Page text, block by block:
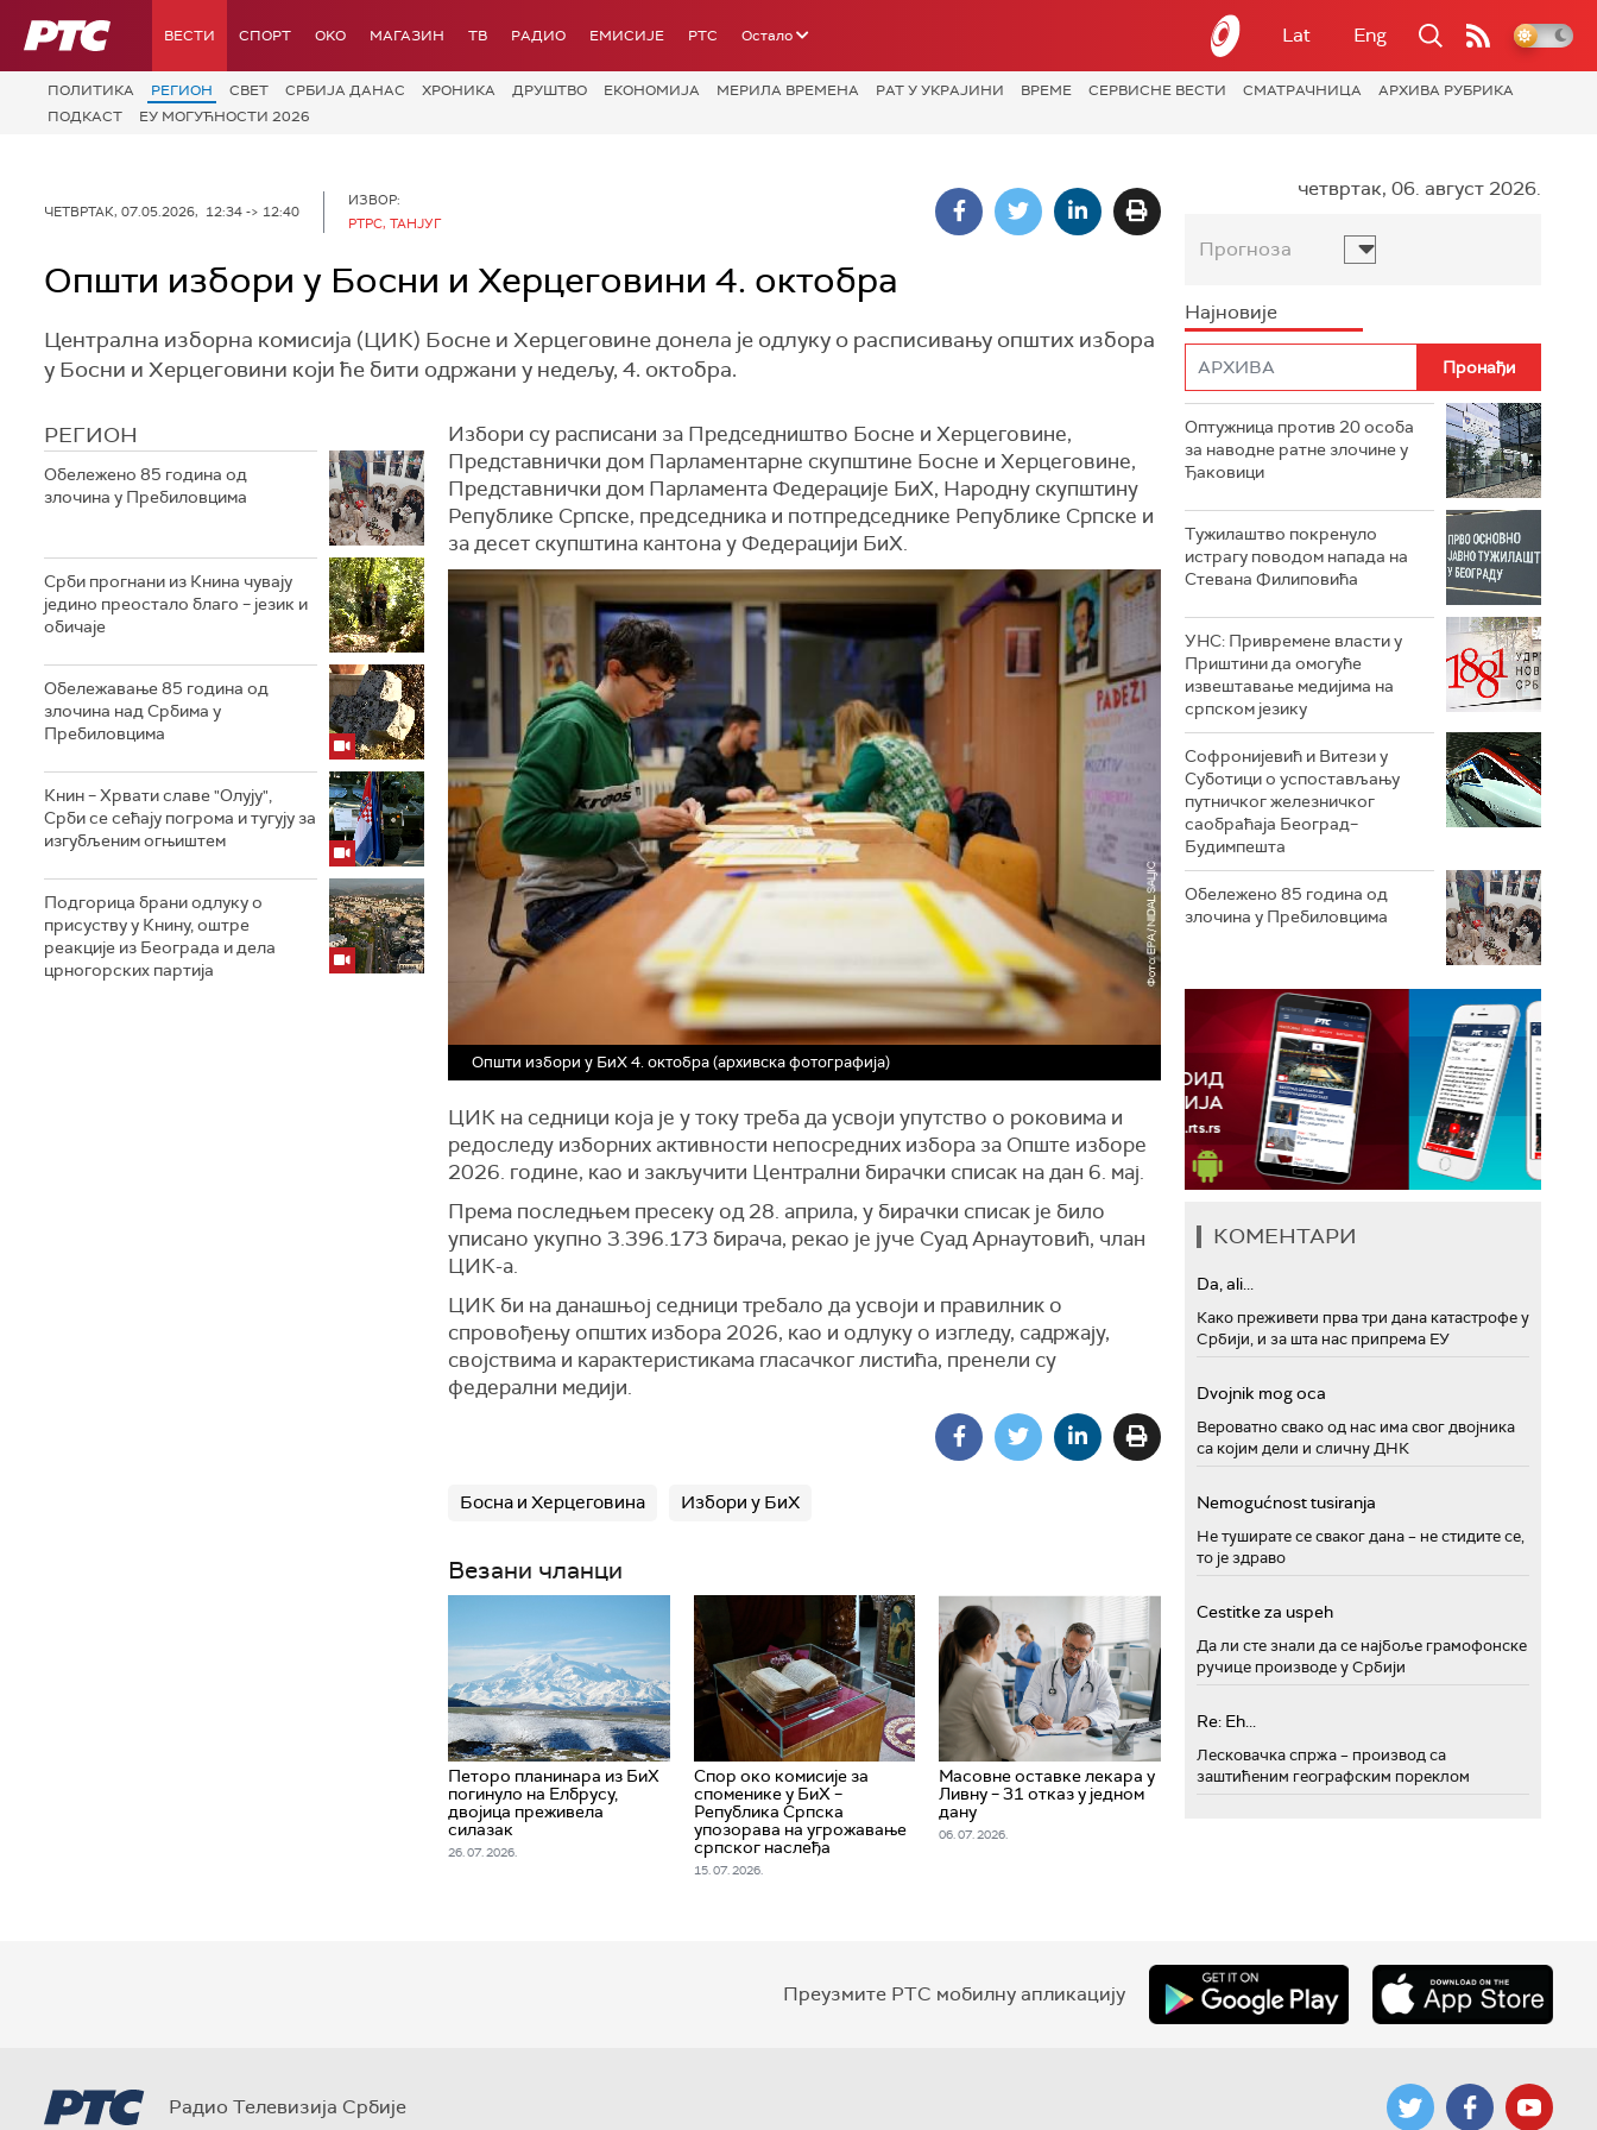
РТС ВЕСТИ СПОРТ OKO МАГАЗИН ТВ РАДИО ЕМИСИЈЕ РТС Остало Lat Eng
ПОЛИТИКА РЕГИОН СВЕТ СРБИЈА ДАНАС ХРОНИКА ДРУШТВО ЕКОНОМИЈА МЕРИЛА ВРЕМЕНА РАТ У УКРАЈИНИ ВРЕМЕ СЕРВИСНЕ ВЕСТИ СМАТРАЧНИЦА
АРХИВА РУБРИКА
ПОДКАСТ
ЕУ МОГУЋНОСТИ 2026
ЧЕТВРТАК, 07.05.2026, 12:34 -> 12:40
ИЗВОР:
РТРС, ТАНЈУГ
Општи избори у Босни и Херцеговини 4. октобра
Централна изборна комисија (ЦИК) Босне и Херцеговине донела је одлуку о расписивању општих избора
у Босни и Херцеговини који ће бити одржани у недељу, 4. октобра.
РЕГИОН
Обележено 85 година од
злочина у Пребиловцима
Срби прогнани из Книна чувају
једино преостало благо – језик и
обичаје
Обележавање 85 година од
злочина над Србима у
Пребиловцима
Книн – Хрвати славе "Олују",
Срби се сећају погрома и тугују за
изгубљеним огњиштем
Подгорица брани одлуку о
присуству у Книну, оштре
реакције из Београда и дела
црногорских партија
Избори су расписани за Председништво Босне и Херцеговине,
Представнички дом Парламентарне скупштине Босне и Херцеговине,
Представнички дом Парламента Федерације БиХ, Народну скупштину
Републике Српске, председника и потпредседнике Републике Српске и
за десет скупштина кантона у Федерацији БиХ.
Општи избори у БиХ 4. октобра (архивска фотографија)
ЦИК на седници која је у току треба да усвоји упутство о роковима и
редоследу изборних активности непосредних избора за Опште изборе
2026. године, као и закључити Централни бирачки списак на дан 6. мај.
Према последњем пресеку од 28. априла, у бирачки списак је било
уписано укупно 3.396.173 бирача, рекао је јуче Суад Арнаутовић, члан
ЦИК-а.
ЦИК би на данашњој седници требало да усвоји и правилник о
спровођењу општих избора 2026, као и одлуку о изгледу, садржају,
својствима и карактеристикама гласачког листића, пренели су
федерални медији.
Босна и Херцеговина Избори у БиХ
Везани чланци
Петоро планинара из БиХ
погинуло на Елбрусу,
двојица преживела
силазак
26. 07. 2026.
Спор око комисије за
споменике у БиХ –
Република Српска
упозорава на угрожавање
српског наслеђа
15. 07. 2026.
Масовне оставке лекара у
Ливну – 31 отказ у једном
дану
06. 07. 2026.
четвртак, 06. август 2026.
Прогноза
Најновије
Оптужница против 20 особа
за наводне ратне злочине у
Ђаковици
Тужилаштво покренуло
истрагу поводом напада на
Стевана Филиповића
УНС: Привремене власти у
Приштини да омогуће
извештавање медијима на
српском језику
Софронијевић и Витези у
Суботици о успостављању
путничког железничког
саобраћаја Београд–
Будимпешта
Обележено 85 година од
злочина у Пребиловцима
КОМЕНТАРИ
Da, ali...
Како преживети прва три дана катастрофе у
Србији, и за шта нас припрема ЕУ
Dvojnik mog oca
Вероватно свако од нас има свог двојника
са којим дели и сличну ДНК
Nemogućnost tusiranja
Не туширате се сваког дана – не стидите се,
то је здраво
Cestitke za uspeh
Да ли сте знали да се најбоље грамофонске
ручице производе у Србији
Re: Eh...
Лесковачка спржа – производ са
заштићеним географским пореклом
Преузмите РТС мобилну апликацију
Радио Телевизија Србије